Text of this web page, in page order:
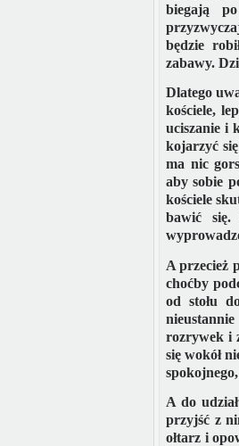
biegają
będzie
zabawy.
Dlatego
kościele,
uciszanie i
kojarzyć
ma nic
aby sobie
kościele
bawić się.
A przecież
choćby
od stołu
rozrywek i
się wokół
A do
przyjść z
ołtarz i